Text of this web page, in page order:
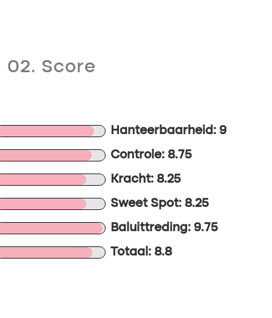
02. Score
Hanteerbaarheid: 9
Controle: 8.75
Kracht: 8.25
Sweet Spot: 8.25
Baluittreding: 9.75
Totaal: 8.8